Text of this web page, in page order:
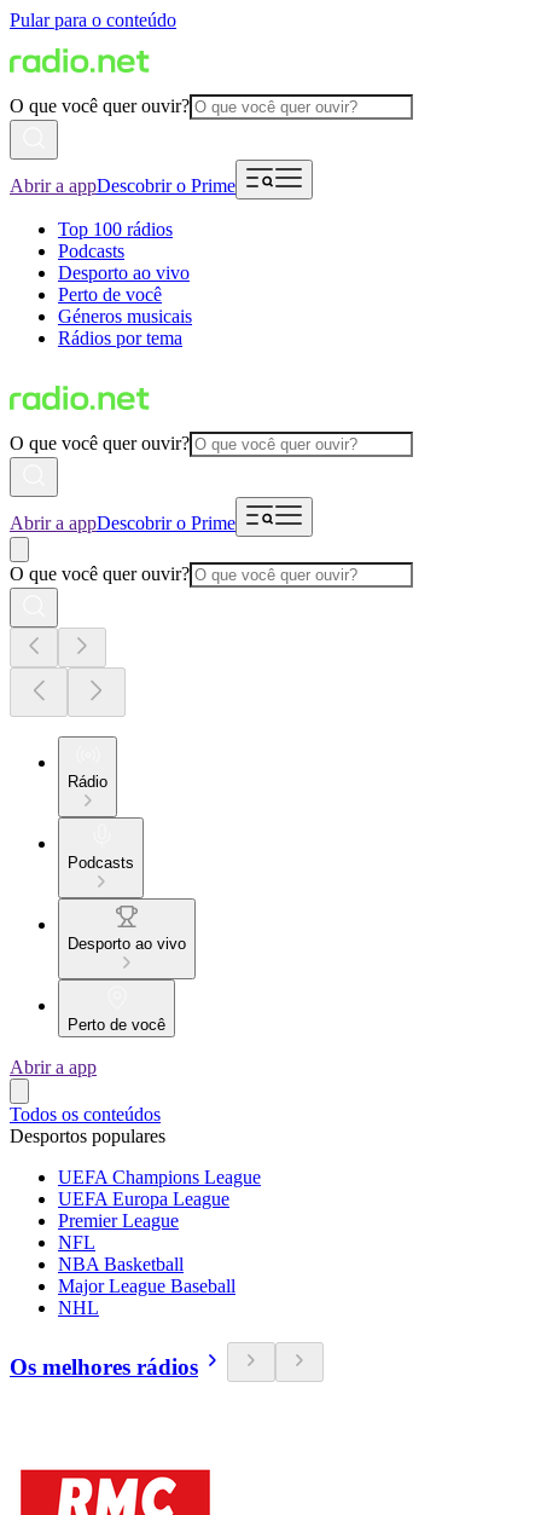
Pular para o conteúdo
O que você quer ouvir?
Abrir a appDescobrir o Prime
Top 100 rádios
Podcasts
Desporto ao vivo
Perto de você
Géneros musicais
Rádios por tema
O que você quer ouvir?
Abrir a appDescobrir o Prime
O que você quer ouvir?
Rádio
Podcasts
Desporto ao vivo
Perto de você
Abrir a app
Todos os conteúdos
Desportos populares
UEFA Champions League
UEFA Europa League
Premier League
NFL
NBA Basketball
Major League Baseball
NHL
Os melhores rádios